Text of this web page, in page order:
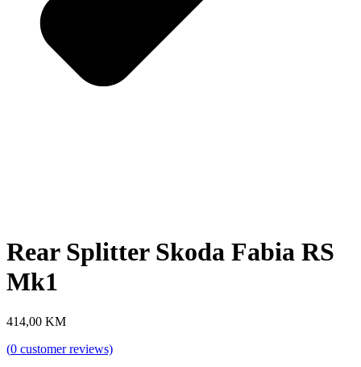
Rear Splitter Skoda Fabia RS
Mk1
414,00 KM
(0 customer reviews)